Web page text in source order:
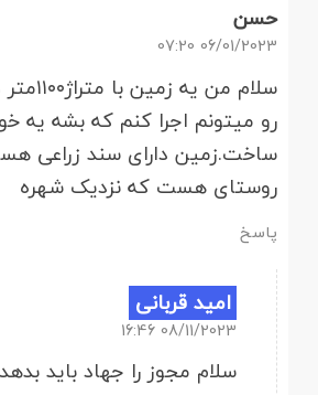
حسن
06/01/2023 07:20
سلام من
رو میتونم اجرا کنم که بشه یه
ساخت.زمین دارای سند زراعی
روستای هست که نزدیک شهره
پاسخ
امید قربانی
08/11/2023 16:46
سلام مجوز را جهاد باید